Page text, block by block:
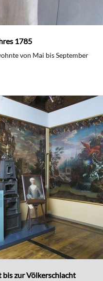
1785
von Mai bis September
bis zur Völkerschlacht